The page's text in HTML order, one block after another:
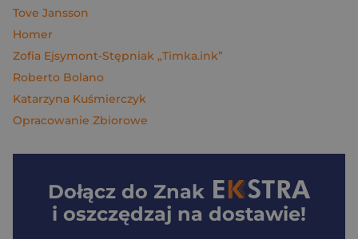
Tove Jansson
Homer
Zofia Ejsymont-Stępniak „Timka.ink”
Roberto Bolano
Katarzyna Kuśmierczyk
Opracowanie Zbiorowe
Dołącz do Znak
i oszczędzaj na dostawie!